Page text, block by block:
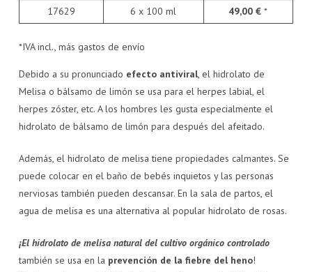
17629
6 x 100 ml 49,00 € *
*IVA incl., más gastos de envío
Debido a su pronunciado efecto antiviral, el hidrolato de
Melisa o bálsamo de limón se usa para el herpes labial, el
herpes zóster, etc. A los hombres les gusta especialmente el
hidrolato de bálsamo de limón para después del afeitado.
Además, el hidrolato de melisa tiene propiedades calmantes. Se
puede colocar en el baño de bebés inquietos y las personas
nerviosas también pueden descansar. En la sala de partos, el
agua de melisa es una alternativa al popular hidrolato de rosas.
¡El hidrolato de melisa natural del cultivo orgánico controlado
también se usa en la prevención de la fiebre del heno!